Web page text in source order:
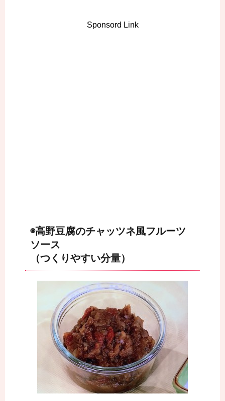
Sponsord Link
◉高野豆腐のチャッツネ風フルーツ
ソース
（つくりやすい分量）